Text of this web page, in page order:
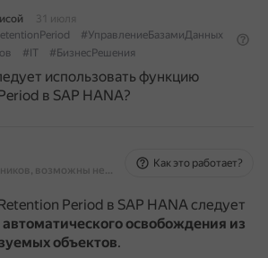
31 июля
#УправлениеБазамиДанных
#IT #БизнесРешения
использовать функцию
в SAP HANA?
На основе источников, возможны неточности
Как это работает?
Period в SAP HANA следует
освобождения из
объектов.